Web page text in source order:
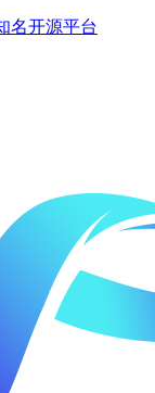
名开源平台